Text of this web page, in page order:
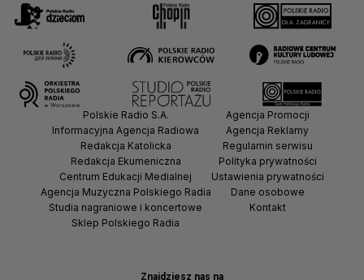
Znajdziesz nas na
Polskie Radio S.A.
Informacyjna Agencja Radiowa
Redakcja Katolicka
Redakcja Ekumeniczna
Centrum Edukacji Medialnej
Agencja Muzyczna Polskiego Radia
Studia nagraniowe i koncertowe
Sklep Polskiego Radia
Agencja Promocji
Agencja Reklamy
Regulamin serwisu
Polityka prywatności
Ustawienia prywatności
Dane osobowe
Kontakt